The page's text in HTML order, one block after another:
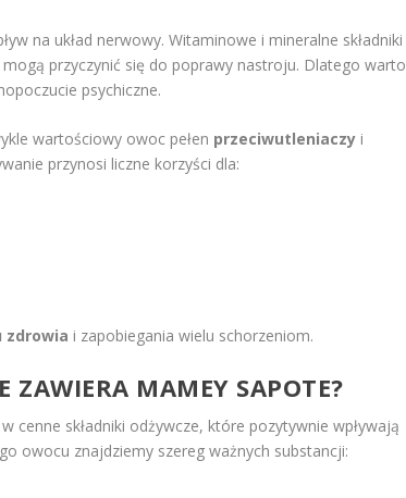
na układ nerwowy. Witaminowe i mineralne składniki
przyczynić się do poprawy nastroju. Dlatego warto
psychiczne.
wartościowy owoc pełen przeciwutleniaczyi
przynosi liczne korzyści dla:
zdrowia i zapobiegania wielu schorzeniom.
ZAWIERA MAMEY SAPOTE?
cenne składniki odżywcze, które pozytywnie wpływają
owocu znajdziemy szereg ważnych substancji: